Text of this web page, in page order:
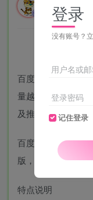
酒醒只在花前
百度网盘是如今国
量越来越大，为了
及推广服务。
百度网盘内部版，
版，简洁无广告，
特点说明
登录
没有账号？
用户名或
登录密码
记住登录